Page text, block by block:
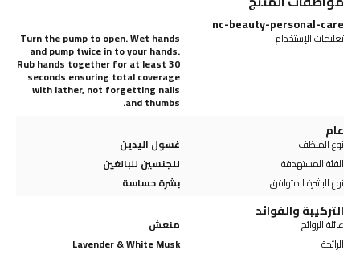
nc-beauty-personal-care
تعليمات الإستخدام Turn the pump to open. Wet hands
and pump twice in to your hands.
Rub hands together for at least 30
seconds ensuring total coverage
with lather, not forgetting nails
and thumbs.
عام
نوع المنظف
غسول اليدين
الفئة المستهدفة
للجنسين للبالغين
نوع البشرة المتوافق
بشرة حساسة
التركيبة والفوائد
عائلة الروائح
منعش
الرائحة
Lavender & White Musk